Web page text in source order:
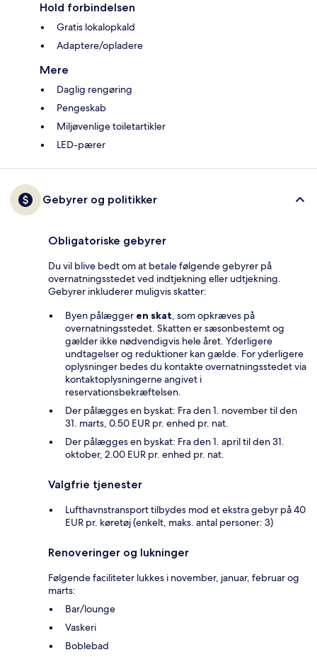
Hold forbindelsen
Gratis lokalopkald
Adaptere/opladere
Mere
Daglig rengøring
Pengeskab
Miljøvenlige toiletartikler
LED-pærer
Gebyrer og politikker
Obligatoriske gebyrer
Du vil blive bedt om at betale følgende gebyrer på
overnatningsstedet ved indtjekning eller udtjekning.
Gebyrer inkluderer muligvis skatter:
Byen pålægger en skat, som opkræves på
overnatningsstedet. Skatten er sæsonbestemt og
gælder ikke nødvendigvis hele året. Yderligere
undtagelser og reduktioner kan gælde. For yderligere
oplysninger bedes du kontakte overnatningsstedet via
kontaktoplysningerne angivet i
reservationsbekræftelsen.
Der pålægges en byskat: Fra den 1. november til den
31. marts, 0.50 EUR pr. enhed pr. nat.
Der pålægges en byskat: Fra den 1. april til den 31.
oktober, 2.00 EUR pr. enhed pr. nat.
Valgfrie tjenester
Lufthavnstransport tilbydes mod et ekstra gebyr på 40
EUR pr. køretøj (enkelt, maks. antal personer: 3)
Renoveringer og lukninger
Følgende faciliteter lukkes i november, januar, februar og
marts:
Bar/lounge
Vaskeri
Boblebad